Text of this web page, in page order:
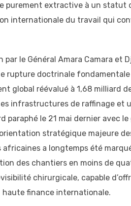
purement extractive à un statut
internationale du travail qui
le Général Amara Camara et
rupture doctrinale
global réévalué à 1,68 milliard
infrastructures de raffinage et
paraphé le 21 mai dernier avec
stratégique majeure
africaines a longtemps été
des chantiers en moins de
chirurgicale, capable
haute finance internationale.